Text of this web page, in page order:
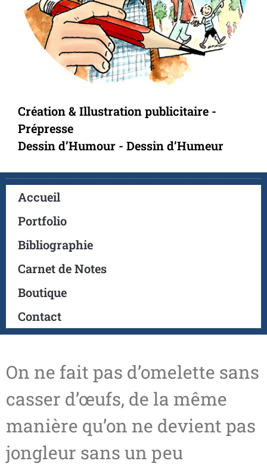
Création & Illustration publicitaire -
Prépresse
Dessin d’Humour - Dessin d’Humeur
Accueil
Portfolio
Bibliographie
Carnet de Notes
Boutique
Contact
On ne fait pas d’omelette sans
casser d’œufs, de la même
manière qu’on ne devient pas
jongleur sans un peu